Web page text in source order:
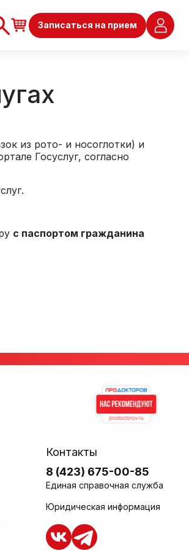
Записаться на прием
из рото- и носоглотки) и
Госуслуг, согласно
с паспортом гражданина
Контакты
8 (423) 675-00-85
Единая справочная служба
Юридическая информация